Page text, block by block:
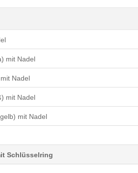
mit Nadel
Nadel
mit Nadel
mit Nadel
Schlüsselring